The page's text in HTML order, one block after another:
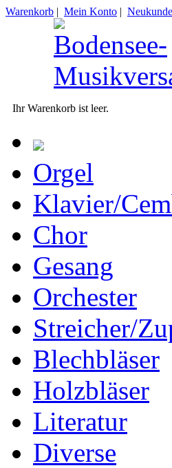
Warenkorb | Mein Konto |
Ihr Warenkorb ist leer.
Orgel
Klavier/
Chor
Gesang
Orchester
Streicher/
Blechbläser
Holzbläser
Literatur
Diverse